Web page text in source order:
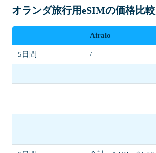
オランダ旅行用eSIMの価格比較
Airalo
5日間 /